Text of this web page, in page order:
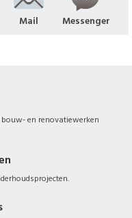
Mail Messenger
en renovatiewerken